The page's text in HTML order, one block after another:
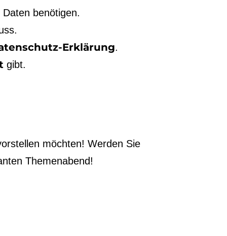
benötigen.
Erklärung.
gibt.
möchten! Werden Sie
Themenabend!